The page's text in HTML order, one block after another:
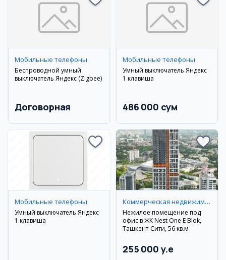
Мобильные телефоны
Беспроводной умный
выключатель Яндекс (Zigbee)
Договорная
Мобильные телефоны
Умный выключатель Яндекс
1 клавиша
486 000 сум
Мобильные телефоны
Умный выключатель Яндекс
1 клавиша
Коммерческая недвижимость
Нежилое помещение под
офис в ЖК Nest One E Blok,
Ташкент-Сити, 56 кв.м
255 000 y.e